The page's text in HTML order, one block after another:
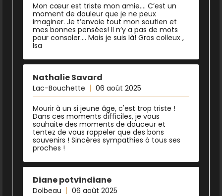
Mon cœur est triste mon amie…. C’est un
moment de douleur que je ne peux
imaginer. Je t’envoie tout mon soutien et
mes bonnes pensées! Il n’y a pas de mots
pour consoler…. Mais je suis là! Gros colleux ,
Isa
Nathalie Savard
Lac-Bouchette 06 août 2025
Mourir à un si jeune âge, c'est trop triste !
Dans ces moments difficiles, je vous
souhaite des moments de douceur et
tentez de vous rappeler que des bons
souvenirs ! Sincères sympathies à tous ses
proches !
Diane potvindiane
Dolbeau 06 août 2025